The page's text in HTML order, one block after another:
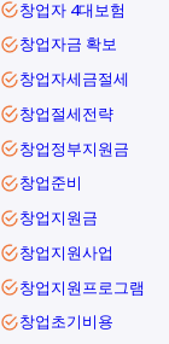
창업자 4대보험
창업자금 확보
창업자세금절세
창업절세전략
창업정부지원금
창업준비
창업지원금
창업지원사업
창업지원프로그램
창업초기비용